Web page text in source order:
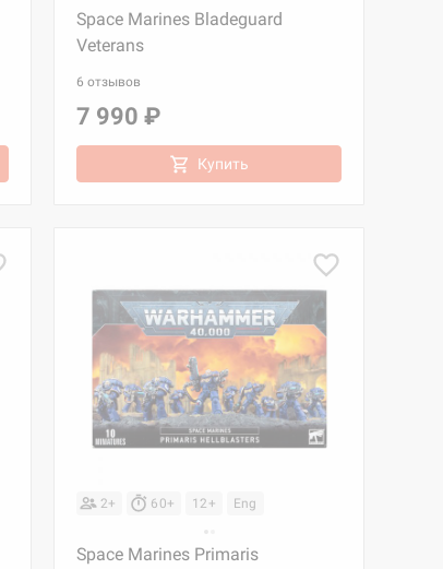
Space Marines Bladeguard
Veterans
6 отзывов
7 990 ₽
Купить
2+ 60+ 12+ Eng
Space Marines Primaris